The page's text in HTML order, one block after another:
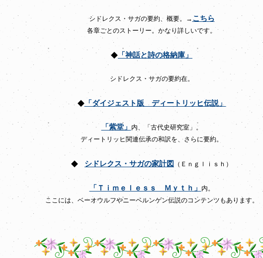
シドレクス・サガの要約、概要。→ こちら
各章ごとのストーリー。かなり詳しいです。
◆ 「神話と詩の格納庫」
シドレクス・サガの要約在。
◆「ダイジェスト版 ディートリッヒ伝説」
「紫堂」 内、「古代史研究室」。
ディートリッヒ関連伝承の和訳を、さらに要約。
◆ シドレクス・サガの家計図 （Ｅｎｇｌｉｓｈ）
「Ｔｉｍｅｌｅｓｓ Ｍｙｔｈ」 内。
ここには、ベーオウルフやニーベルンゲン伝説のコンテンツもあります。